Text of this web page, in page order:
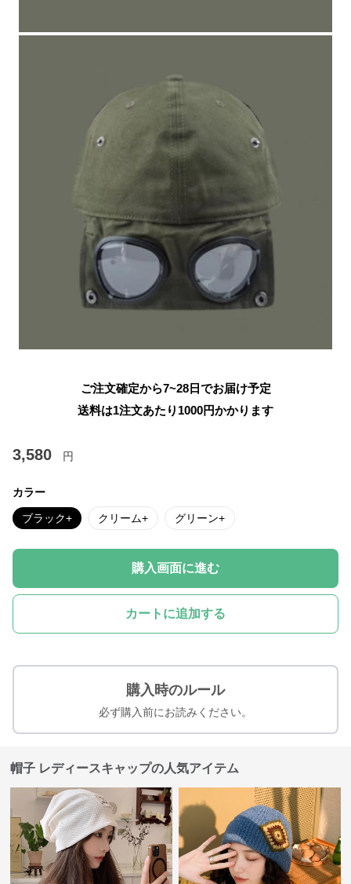
ご注文確定から7~28日でお届け予定
送料は1注文あたり 1000円かかります
3,580 円
カラー
ブラック+ クリーム+ グリーン+
購入画面に進む
カートに追加する
購入時のルール
必ず購入前にお読みください。
帽子 レディースキャップの人気アイテム